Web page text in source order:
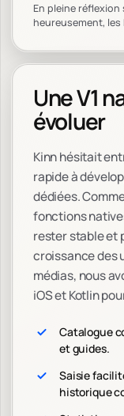
En pleine
heureusement,
Une V1
évoluer
Kinn hésitait
rapide à
dédiées.
fonctions
rester stable et
croissance des
médias, nous
iOS et Kotlin
Catalogue
et guides.
Saisie
historique